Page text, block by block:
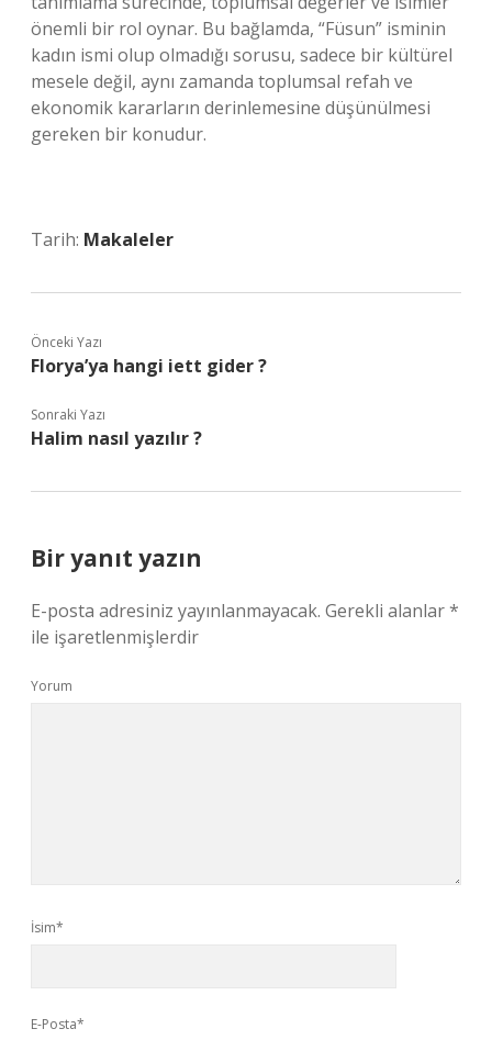
önemli bir rol oynar. Bu bağlamda, “Füsun” isminin
kadın ismi olup olmadığı sorusu, sadece bir kültürel
mesele değil, aynı zamanda toplumsal refah ve
ekonomik kararların derinlemesine düşünülmesi
gereken bir konudur.
Tarih: Makaleler
Önceki Yazı
Florya’ya hangi iett gider ?
Sonraki Yazı
Halim nasıl yazılır ?
Bir yanıt yazın
E-posta adresiniz yayınlanmayacak. Gerekli alanlar*
ile işaretlenmişlerdir
Yorum
İsim*
E-Posta*